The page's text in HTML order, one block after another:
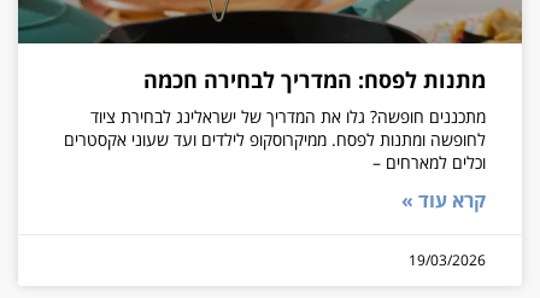
מתנות לפסח: המדריך לבחירה חכמה
מתכננים חופשה? גלו את המדריך של ישראלינג לבחירת ציוד
לחופשה ומתנות לפסח. ממיקרוסקופ לילדים ועד שעוני אקסטרים
וכלים למארחים –
קרא עוד »
19/03/2026